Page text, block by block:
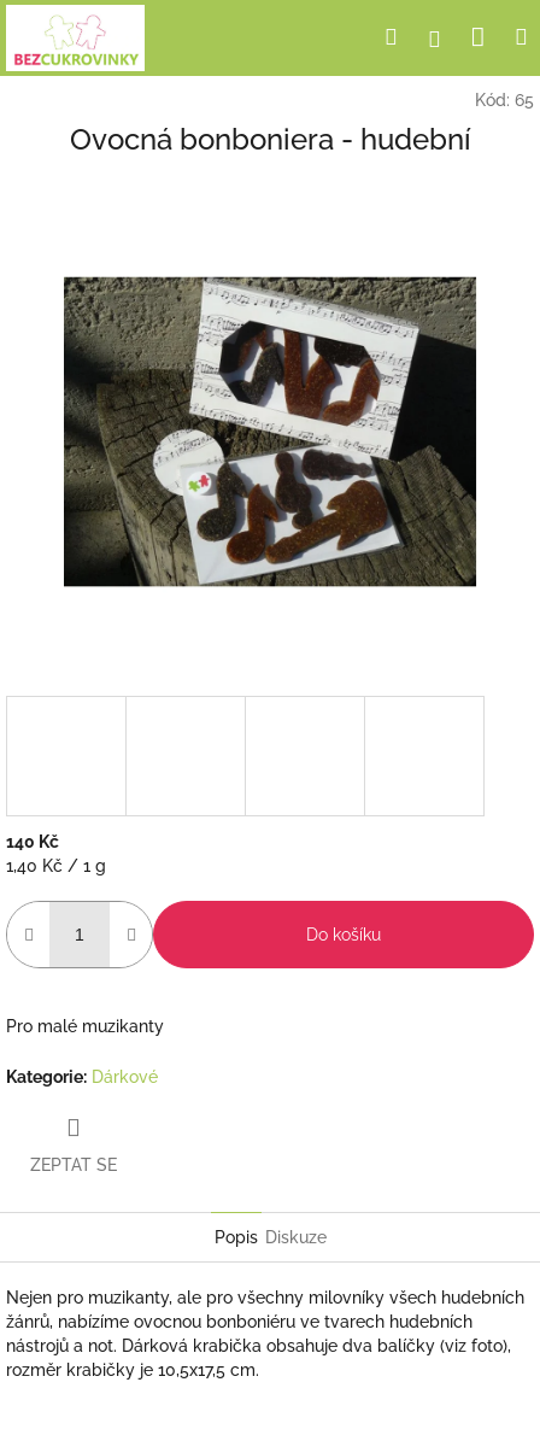
Přejít
obsah
HledatPřihlášení
Kód: 65
Ovocná bonboniera - hudební
140 Kč
Měrná
1,40 Kč / 1 g
Do košíku
Pro malé muzikanty
Kategorie: Dárkové
ZEPTAT SE
Popis Diskuze
Nejen pro muzikanty, ale pro všechny milovníky všech hudebních
žánrů, nabízíme ovocnou bonboniéru ve tvarech hudebních
nástrojů a not. Dárková krabička obsahuje dva balíčky (viz foto),
rozměr krabičky je 10,5x17,5 cm.